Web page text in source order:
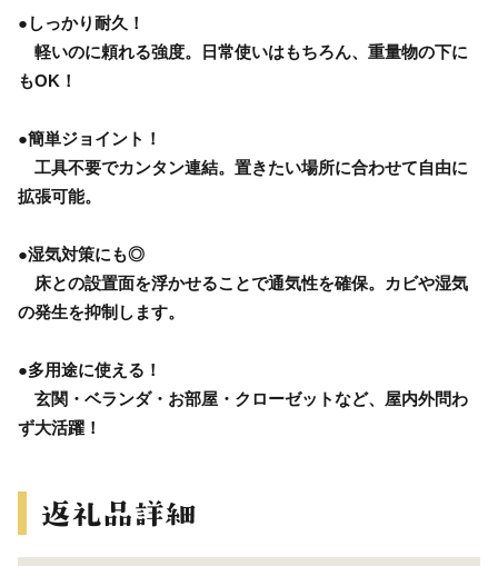
●しっかり耐久！
軽いのに頼れる強度。日常使いはもちろん、重量物の下に
もOK！
●簡単ジョイント！
工具不要でカンタン連結。置きたい場所に合わせて自由に
拡張可能。
●湿気対策にも◎
床との設置面を浮かせることで通気性を確保。カビや湿気
の発生を抑制します。
●多用途に使える！
玄関・ベランダ・お部屋・クローゼットなど、屋内外問わ
ず大活躍！